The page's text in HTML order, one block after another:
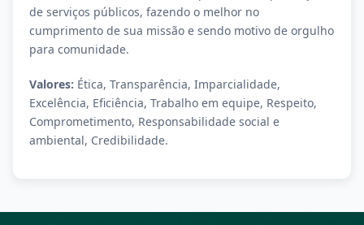
de serviços públicos, fazendo o melhor no
cumprimento de sua missão e sendo motivo de orgulho
para comunidade.
Valores: Ética, Transparência, Imparcialidade,
Excelência, Eficiência, Trabalho em equipe, Respeito,
Comprometimento, Responsabilidade social e
ambiental, Credibilidade.